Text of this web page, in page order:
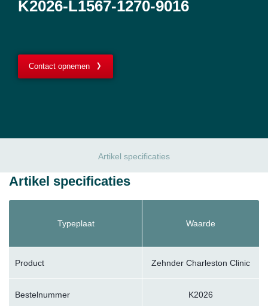
K2026-L1567-1270-9016
Contact opnemen
Artikel specificaties
Artikel specificaties
Typeplaat Waarde
Product Zehnder Charleston Clinic
Bestelnummer K2026